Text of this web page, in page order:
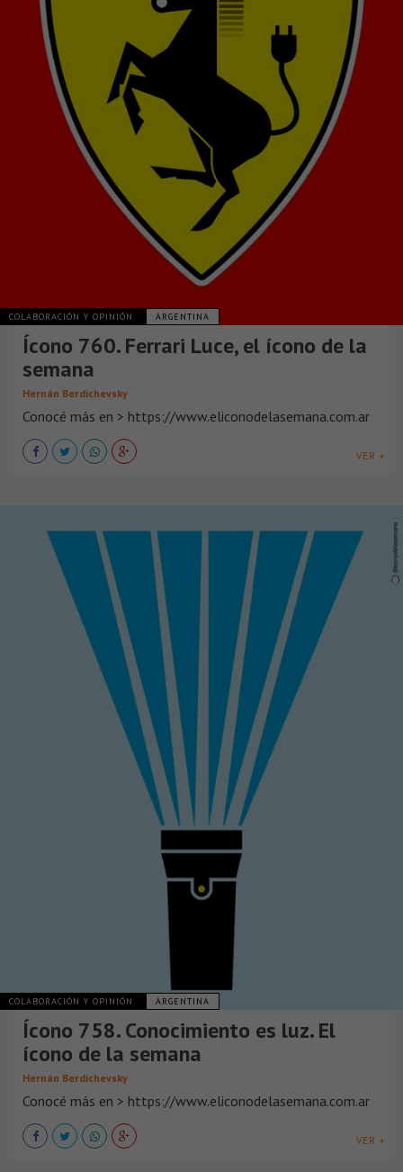
COLABORACIÓN Y OPINIÓN ARGENTINA
Ícono 760. Ferrari Luce, el ícono de la
semana
Hernán Berdichevsky
Conocé más en > https://www.eliconodelasemana.com.ar
VER +
COLABORACIÓN Y OPINIÓN ARGENTINA
Ícono 758. Conocimiento es luz. El
ícono de la semana
Hernán Berdichevsky
Conocé más en > https://www.eliconodelasemana.com.ar
VER +